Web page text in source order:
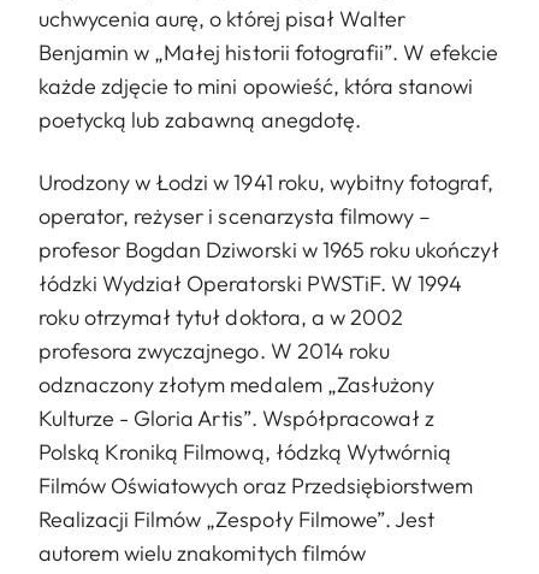
uchwycenia aurę, o której pisał Walter
Benjamin w „Małej historii fotografii”. W efekcie
każde zdjęcie to mini opowieść, która stanowi
poetycką lub zabawną anegdotę.
Urodzony w Łodzi w 1941 roku, wybitny fotograf,
operator, reżyser i scenarzysta filmowy –
profesor Bogdan Dziworski w 1965 roku ukończył
łódzki Wydział Operatorski PWSTiF. W 1994
roku otrzymał tytuł doktora, a w 2002
profesora zwyczajnego. W 2014 roku
odznaczony złotym medalem „Zasłużony
Kulturze - Gloria Artis”. Współpracował z
Polską Kroniką Filmową, łódzką Wytwórnią
Filmów Oświatowych oraz Przedsiębiorstwem
Realizacji Filmów „Zespoły Filmowe”. Jest
autorem wielu znakomitych filmów